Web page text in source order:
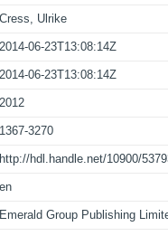
Cress, Ulrike
2014-06-23T13:08:14Z
2014-06-23T13:08:14Z
2012
1367-3270
http://hdl.handle.net/10900/
en
Emerald Group Publishing